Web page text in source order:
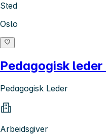
Sted
Oslo
Pedagogisk leder
Pedagogisk Leder
Arbeidsgiver